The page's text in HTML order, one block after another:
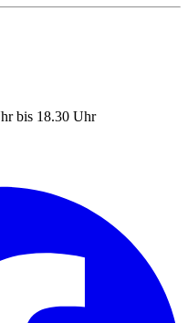
bis 18.30 Uhr